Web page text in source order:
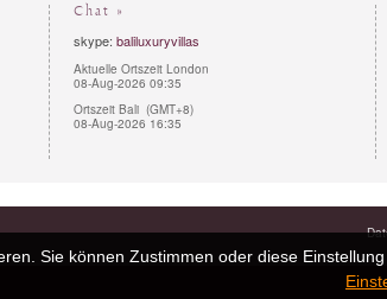
Chat »
skype: baliluxuryvillas
Aktuelle Ortszeit London
08-Aug-2026 09:35
Ortszeit Bali (GMT+8)
08-Aug-2026 16:35
Sie können Zustimmen oder diese